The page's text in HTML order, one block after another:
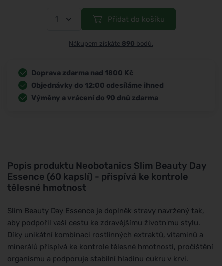
Popis produktu Neobotanics Slim Beauty Day
Essence (60 kapslí) - přispívá ke kontrole
tělesné hmotnost
Slim Beauty Day Essence je doplněk stravy navržený tak,
aby podpořil vaši cestu ke zdravějšímu životnímu stylu.
Díky unikátní kombinaci rostlinných extraktů, vitaminů a
minerálů přispívá ke kontrole tělesné hmotnosti, pročištění
organismu a podporuje stabilní hladinu cukru v krvi.
Přidat do košíku
Nákupem získáte 890 bodů.
Doprava zdarma nad 1800 Kč
Objednávky do 12:00 odesíláme ihned
Výměny a vrácení do 90 dnů zdarma